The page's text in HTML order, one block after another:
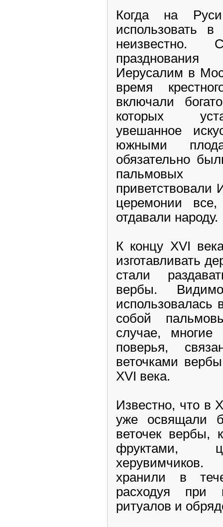
Когда на
использовать
неизвестно.
Иерусалим в
время
включали
которых
увешанное
южными
обязательно
пальмовых
приветствовали
церемонии
отдавали народу.
К концу XVI
изготавливать
стали
вербы.
использовалась
собой
случае,
поверья,
веточками
XVI века.
Известно, что в
уже освящали
веточек вербы,
фруктами,
хранили в
расходуя при
ритуалов и